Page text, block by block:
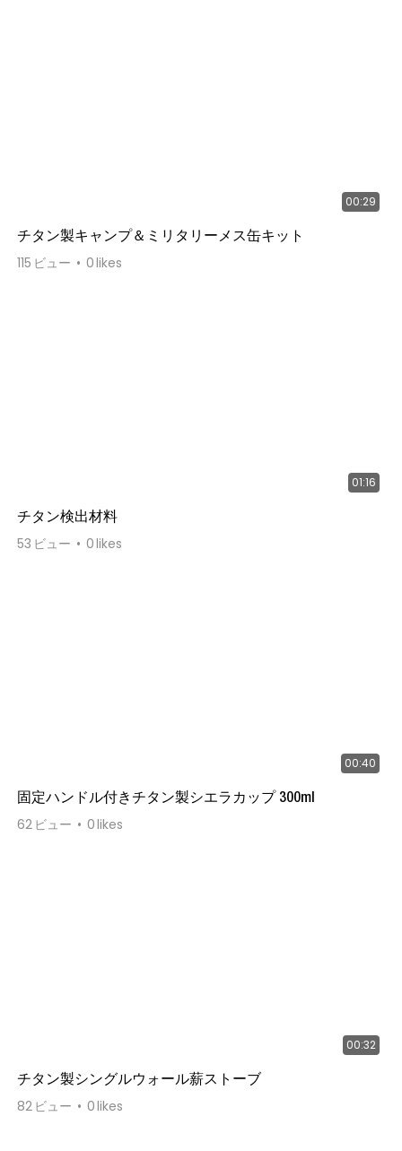
00:29
チタン製キャンプ＆ミリタリーメス缶キット
115 ビュー 0likes
01:16
チタン検出材料
53 ビュー 0likes
00:40
固定ハンドル付きチタン製シエラカップ 300ml
62 ビュー 0likes
00:32
チタン製シングルウォール薪ストーブ
82 ビュー 0likes